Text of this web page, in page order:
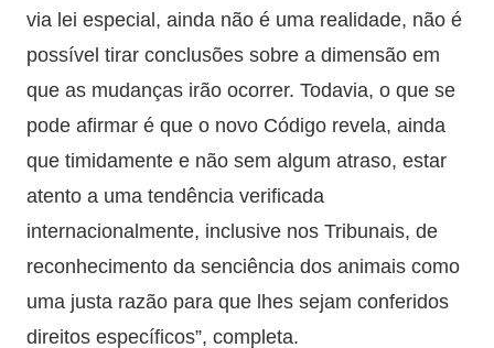
via lei especial, ainda não é uma realidade, não é
possível tirar conclusões sobre a dimensão em
que as mudanças irão ocorrer. Todavia, o que se
pode afirmar é que o novo Código revela, ainda
que timidamente e não sem algum atraso, estar
atento a uma tendência verificada
internacionalmente, inclusive nos Tribunais, de
reconhecimento da senciência dos animais como
uma justa razão para que lhes sejam conferidos
direitos específicos”, completa.